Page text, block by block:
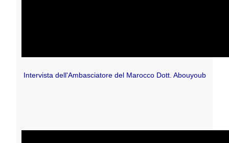
Intervista dell'Ambasciatore del Marocco Dott. Abouyoub